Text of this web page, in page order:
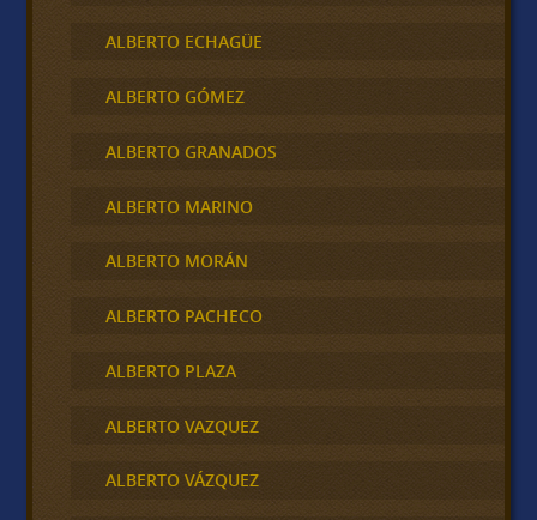
ALBERTO ECHAGÜE
ALBERTO GÓMEZ
ALBERTO GRANADOS
ALBERTO MARINO
ALBERTO MORÁN
ALBERTO PACHECO
ALBERTO PLAZA
ALBERTO VAZQUEZ
ALBERTO VÁZQUEZ